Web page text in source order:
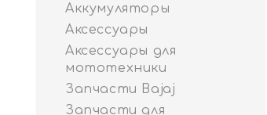
Аккумуляторы
Аксессуары
Аксессуары для
мототехники
Запчасти Bajaj
Запчасти для